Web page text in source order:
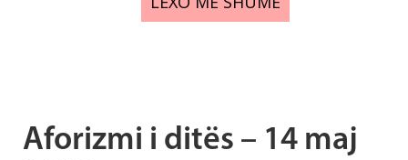
Aforizmi i ditës – 14 maj